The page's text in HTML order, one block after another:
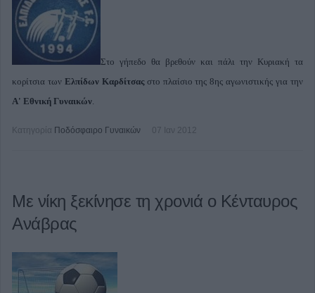
Στο γήπεδο θα βρεθούν και πάλι την Κυριακή τα
κορίτσια τωνΕλπίδων Καρδίτσαςστο πλαίσιο της 8ης αγωνιστικής για την
Α' Εθνική Γυναικών.
Κατηγορία Ποδόσφαιρο Γυναικών 07 Ιαν 2012
Με νίκη ξεκίνησε τη χρονιά ο Κένταυρος
Ανάβρας